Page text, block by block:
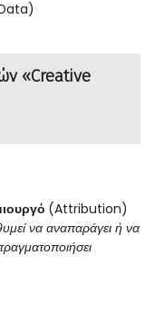
«Creative
(Attribution)
να αναπαράγει ή να